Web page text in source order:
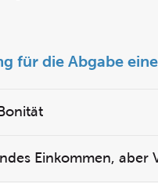
für die Abgabe
Einkommen, aber